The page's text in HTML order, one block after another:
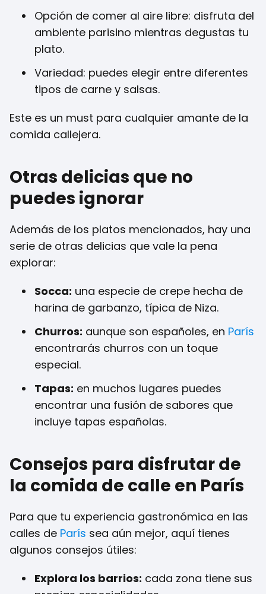
Opción de comer al aire libre: disfruta del
ambiente parisino mientras degustas tu
plato.
Variedad: puedes elegir entre diferentes
tipos de carne y salsas.
Este es un must para cualquier amante de la
comida callejera.
Otras delicias que no
puedes ignorar
Además de los platos mencionados, hay una
serie de otras delicias que vale la pena
explorar:
Socca: una especie de crepe hecha de
harina de garbanzo, típica de Niza.
Churros: aunque son españoles, en París
encontrarás churros con un toque
especial.
Tapas: en muchos lugares puedes
encontrar una fusión de sabores que
incluye tapas españolas.
Consejos para disfrutar de
la comida de calle en París
Para que tu experiencia gastronómica en las
calles de París sea aún mejor, aquí tienes
algunos consejos útiles:
Explora los barrios: cada zona tiene sus